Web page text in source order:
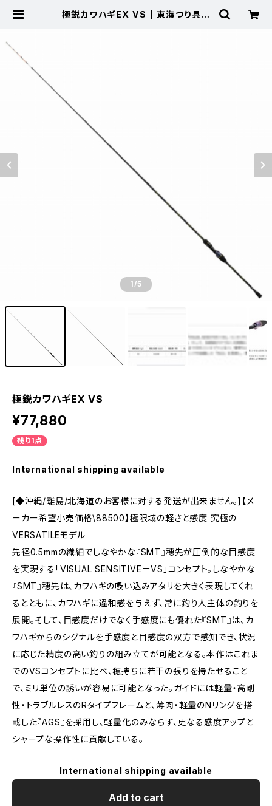
極鋭カワハギEX VS | 東海つり具
1/5
極鋭カワハギEX VS
¥77,880
残り1点
International shipping available
[◆沖縄/離島/北海道のお客様に対する発送が出来ません。]【メ
ーカー希望小売価格\88500】極限域の軽さと感度 究極の
VERSATILEモデル
先径0.5mmの繊細でしなやかな『SMT』穂先が圧倒的な目感度
を実現する「VISUAL SENSITIVE＝VS」コンセプト。しなやかな
『SMT』穂先は、カワハギの吸い込みアタリを大きく表現してくれ
るとともに、カワハギに違和感を与えず、常に釣り人主体の釣りを
展開。そして、目感度だけでなく手感度にも優れた『SMT』は、カ
ワハギからのシグナルを手感度と目感度の双方で感知でき、状況
に応じた精度の高い釣りの組み立てが可能となる。本作はこれま
でのVSコンセプトに比べ、穂持ちに若干の張りを持たせること
で、ミリ単位の誘いが容易に可能となった。ガイドには軽量・高剛
性・トラブルレスのRタイプフレームと、薄肉・軽量のNリングを搭
載した『AGS』を採用し、軽量化のみならず、更なる感度アップと
シャープな操作性に貢献している。
International shipping available
Add to cart